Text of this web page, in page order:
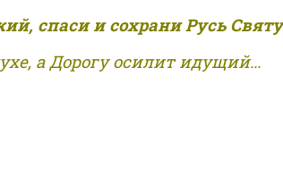
спаси и сохрани Русь
а Дорогу осилит идущий...